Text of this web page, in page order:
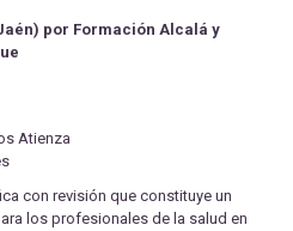
por Formación Alcalá y
Atienza
con revisión que constituye un
los profesionales de la salud en